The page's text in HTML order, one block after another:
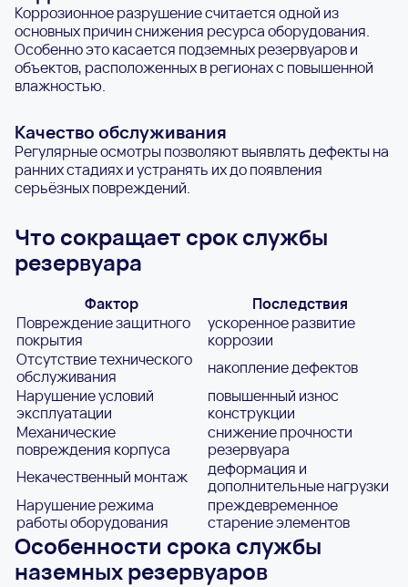
Коррозионное разрушение считается одной из
основных причин снижения ресурса оборудования.
Особенно это касается подземных резервуаров и
объектов, расположенных в регионах с повышенной
влажностью.
Качество обслуживания
Регулярные осмотры позволяют выявлять дефекты на
ранних стадиях и устранять их до появления
серьёзных повреждений.
Что сокращает срок службы
резервуара
Фактор
Последствия
Повреждение защитного
покрытия
ускоренное развитие
коррозии
Отсутствие технического
обслуживания
накопление дефектов
Нарушение условий
эксплуатации
повышенный износ
конструкции
Механические
повреждения корпуса
снижение прочности
резервуара
Некачественный монтаж
деформация и
дополнительные нагрузки
Нарушение режима
работы оборудования
преждевременное
старение элементов
Особенности срока службы
наземных резервуаров